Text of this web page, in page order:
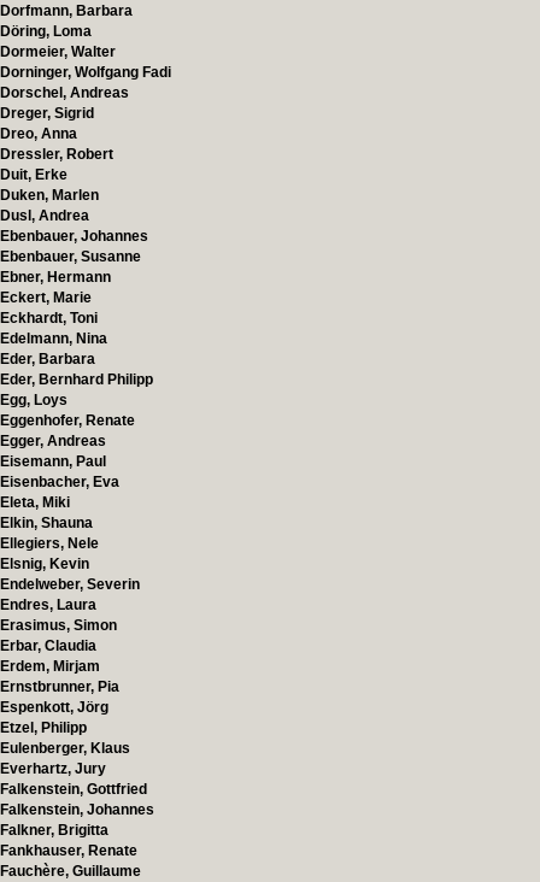
Dorfmann, Barbara
Döring, Loma
Dormeier, Walter
Dorninger, Wolfgang Fadi
Dorschel, Andreas
Dreger, Sigrid
Dreo, Anna
Dressler, Robert
Duit, Erke
Duken, Marlen
Dusl, Andrea
Ebenbauer, Johannes
Ebenbauer, Susanne
Ebner, Hermann
Eckert, Marie
Eckhardt, Toni
Edelmann, Nina
Eder, Barbara
Eder, Bernhard Philipp
Egg, Loys
Eggenhofer, Renate
Egger, Andreas
Eisemann, Paul
Eisenbacher, Eva
Eleta, Miki
Elkin, Shauna
Ellegiers, Nele
Elsnig, Kevin
Endelweber, Severin
Endres, Laura
Erasimus, Simon
Erbar, Claudia
Erdem, Mirjam
Ernstbrunner, Pia
Espenkott, Jörg
Etzel, Philipp
Eulenberger, Klaus
Everhartz, Jury
Falkenstein, Gottfried
Falkenstein, Johannes
Falkner, Brigitta
Fankhauser, Renate
Fauchère, Guillaume